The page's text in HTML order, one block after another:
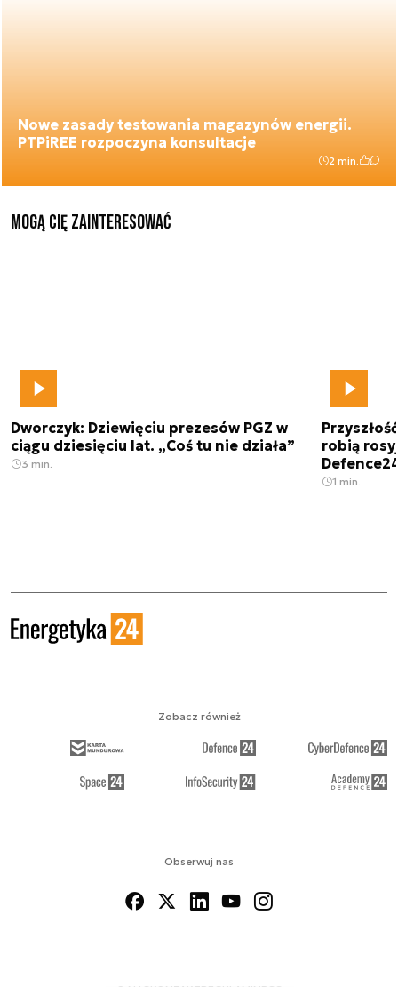
Nowe zasady testowania magazynów energii.
PTPiREE rozpoczyna konsultacje
2 min.
Mogą Cię zainteresować
Dworczyk: Dziewięciu prezesów PGZ w
ciągu dziesięciu lat. „Coś tu nie działa”
3 min.
robią
1 min.
Obserwuj nas
Zobacz również